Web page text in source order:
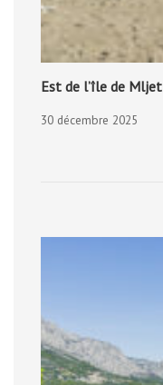
Est de l’île de Mljet
30 décembre 2025